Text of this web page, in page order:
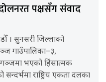
पक्षसँग संवाद
। सुनसरी जिल्लाको
गाउँपालिका–३,
भएको हिंसात्मक
सन्दर्भमा राष्ट्रिय एकता दलका